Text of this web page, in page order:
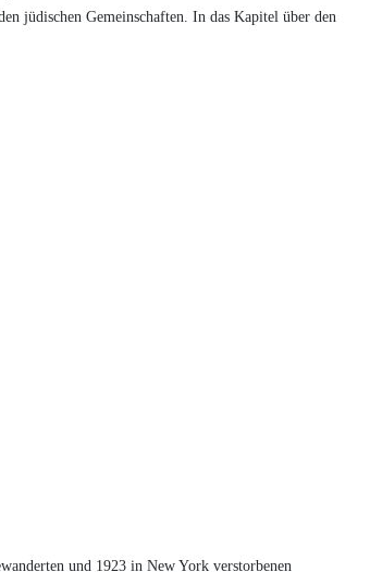
jüdischen Gemeinschaften. In das Kapitel über den
und 1923 in New York verstorbenen